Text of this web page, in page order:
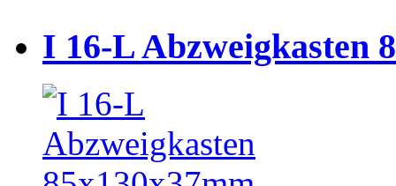
I 16-L Abzweigkasten